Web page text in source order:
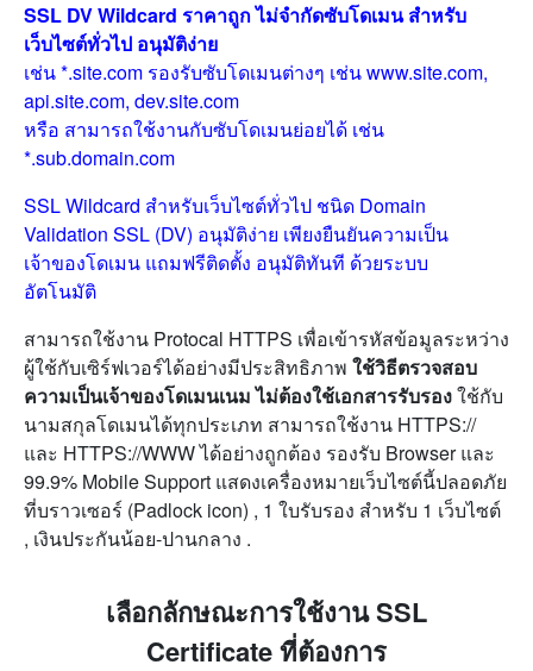
SSL DV Wildcard ราคาถูก ไม่จำกัดซับโดเมน สำหรับ
เว็บไซต์ทั่วไป อนุมัติง่าย
เช่น *.site.com รองรับซับโดเมนต่างๆ เช่น www.site.com,
api.site.com, dev.site.com
หรือ สามารถใช้งานกับซับโดเมนย่อยได้ เช่น
*.sub.domain.com
SSL Wildcard สำหรับเว็บไซต์ทั่วไป ชนิด Domain
Validation SSL (DV) อนุมัติง่าย เพียงยืนยันความเป็น
เจ้าของโดเมน แถมฟรีติดตั้ง อนุมัติทันที ด้วยระบบ
อัตโนมัติ
สามารถใช้งาน Protocal HTTPS เพื่อเข้ารหัสข้อมูลระหว่าง
ผู้ใช้กับเซิร์ฟเวอร์ได้อย่างมีประสิทธิภาพ ใช้วิธีตรวจสอบ
ความเป็นเจ้าของโดเมนเนม ไม่ต้องใช้เอกสารรับรองใช้กับ
นามสกุลโดเมนได้ทุกประเภท สามารถใช้งาน HTTPS://
และ HTTPS://WWW ได้อย่างถูกต้อง รองรับ Browser และ
99.9% Mobile Support แสดงเครื่องหมายเว็บไซต์นี้ปลอดภัย
ที่บราวเซอร์ (Padlock icon) , 1 ใบรับรอง สำหรับ 1 เว็บไซต์
, เงินประกันน้อย-ปานกลาง .
เลือกลักษณะการใช้งาน SSL
Certificate ที่ต้องการ